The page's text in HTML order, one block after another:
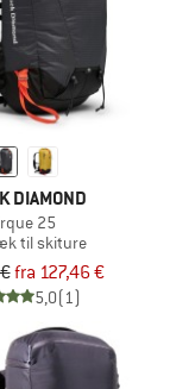
DIAMOND
25
til skiture
fra 127,46 €
5,0(1)